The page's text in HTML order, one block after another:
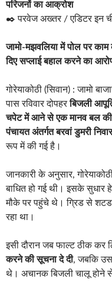
परिजनों का आक्रोश
✒️ परवेज अख्तर / एडिटर इन
जामो-मझवलिया में पोल पर
दिए सप्लाई बहाल करने का
गोरेयाकोठी (सिवान) : जामो
पास रविवार दोपहरबिजली
चपेट में आने से एक मानव बल की
पंचायत अंतर्गत बरवां डुमरी
रूप में की गई है।
जानकारी के अनुसार,
बाधित हो गई थी। इसके सुधार
मौके पर पहुंचे थे। ग्रिड से
रहा था।
इसी दौरान जब फाल्ट ठीक कर
करने की सूचना दे दी, जबकि
थे। अचानक बिजली चालू होने